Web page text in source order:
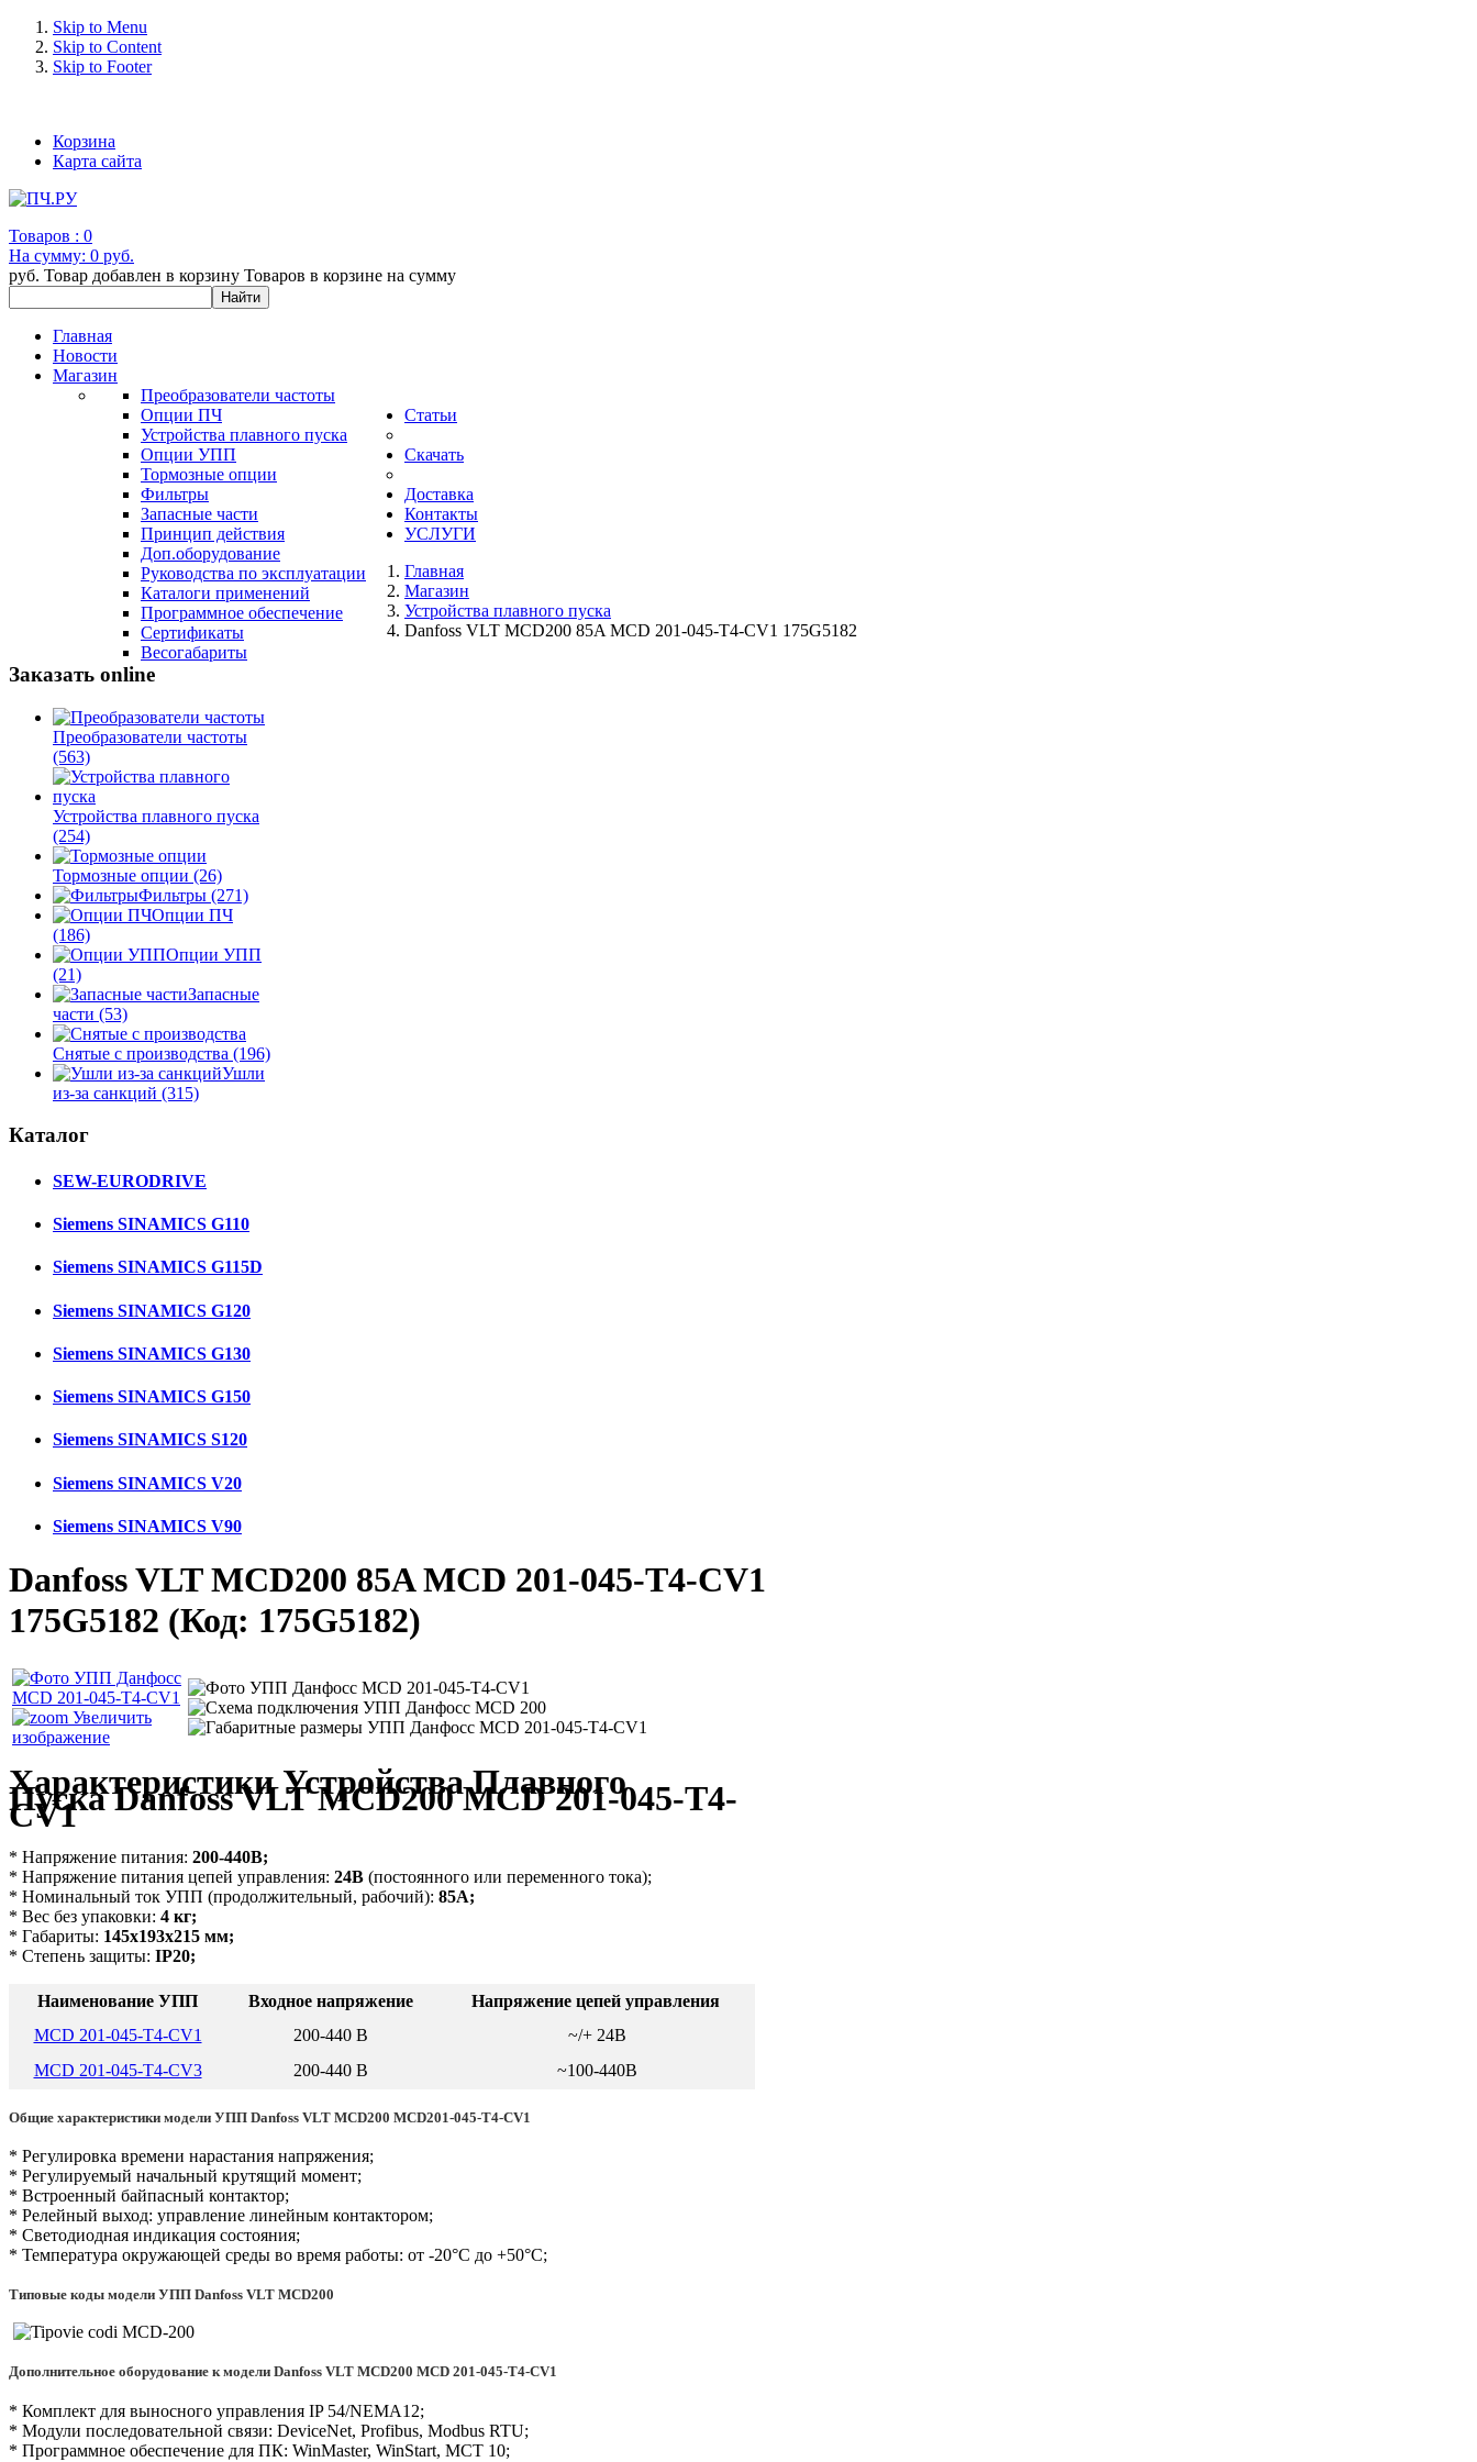
Skip to Menu
Skip to Content
Skip to Footer
Корзина
Карта сайта
Товаров : 0
На сумму: 0 руб.
руб. Товар добавлен в корзину Товаров в корзине на сумму
Главная
Новости
Магазин
Преобразователи частоты
Опции ПЧ
Устройства плавного пуска
Опции УПП
Тормозные опции
Фильтры
Запасные части
Статьи
Принцип действия
Доп.оборудование
Скачать
Руководства по эксплуатации
Каталоги применений
Программное обеспечение
Сертификаты
Весогабариты
Доставка
Контакты
УСЛУГИ
Главная
Магазин
Устройства плавного пуска
Danfoss VLT MCD200 85A MCD 201-045-T4-CV1 175G5182
Заказать online
Преобразователи частоты
(563)
Устройства плавного пуска
(254)
Тормозные опции (26)
Фильтры (271)
Опции ПЧ
(186)
Опции УПП
(21)
Запасные
части (53)
Снятые с производства (196)
Ушли
из-за санкций (315)
Каталог
SEW-EURODRIVE
Siemens SINAMICS G110
Siemens SINAMICS G115D
Siemens SINAMICS G120
Siemens SINAMICS G130
Siemens SINAMICS G150
Siemens SINAMICS S120
Siemens SINAMICS V20
Siemens SINAMICS V90
Danfoss VLT MCD200 85A MCD 201-045-T4-CV1
175G5182 (Код: 175G5182)
Увеличить
изображение
Характеристики Устройства Плавного
Пуска Danfoss VLT MCD200 MCD 201-045-T4-
CV1
* Напряжение питания: 200-440В;
* Напряжение питания цепей управления: 24В (постоянного или переменного тока);
* Номинальный ток УПП (продолжительный, рабочий): 85А;
* Вес без упаковки: 4 кг;
* Габариты: 145х193х215 мм;
* Степень защиты: IP20;
Наименование УПП Входное напряжение
Напряжение цепей управления
MCD 201-045-T4-CV1
200-440 В
~/+ 24В
MCD 201-045-T4-CV3
200-440 В ~100-440В
Общие характеристики модели УПП Danfoss VLT MCD200 MCD201-045-T4-CV1
* Регулировка времени нарастания напряжения;
* Регулируемый начальный крутящий момент;
* Встроенный байпасный контактор;
* Релейный выход: управление линейным контактором;
* Светодиодная индикация состояния;
* Температура окружающей среды во время работы: от -20°С до +50°С;
Типовые коды модели УПП Danfoss VLT MCD200
Дополнительное оборудование к модели Danfoss VLT MCD200 MCD 201-045-T4-CV1
* Комплект для выносного управления IP 54/NEMA12;
* Модули последовательной связи: DeviceNet, Profibus, Modbus RTU;
* Программное обеспечение для ПК: WinMaster, WinStart, MCT 10;